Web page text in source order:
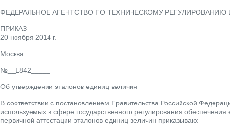
ФЕДЕРАЛЬНОЕ АГЕНТСТВО ПО ТЕХНИЧЕСКОМУ РЕГУЛИРОВАНИЮ И
ПРИКАЗ
20 ноября 2014 г.
Москва
№__L842_____
Об утверждении эталонов единиц величин
В соответствии с постановлением Правительства Российской
используемых в сфере государственного регулирования
первичной аттестации эталонов единиц величин приказываю: